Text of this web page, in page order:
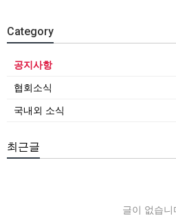
Category
공지사항
협회소식
국내외 소식
최근글
글이 없습니